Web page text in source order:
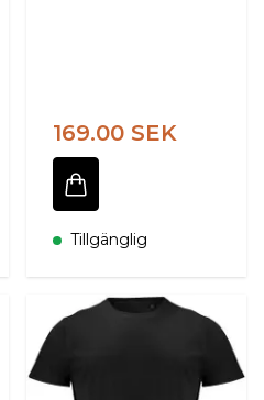
169.00 SEK
Tillgänglig